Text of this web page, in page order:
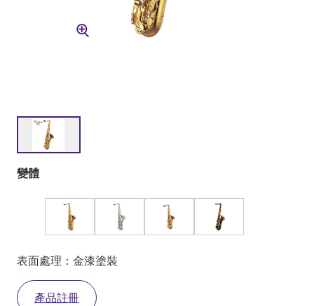
變體
表面處理：金漆塗裝
產品註冊